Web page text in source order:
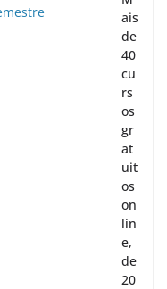
ais
de
40
cu
rs
os
gr
at
uit
os
on
lin
e,
de
20